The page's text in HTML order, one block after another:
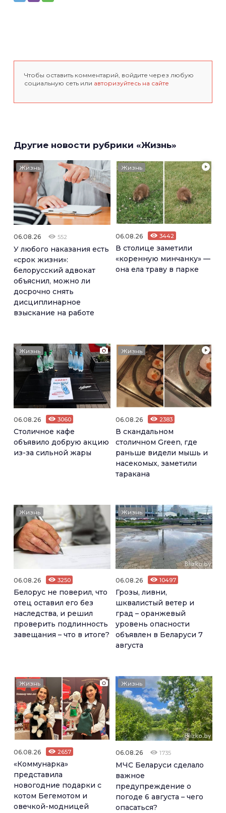
Чтобы оставить комментарий, войдите через любую
социальную сеть или авторизуйтесь на сайте
Другие новости рубрики «Жизнь»
Жизнь
06.08.26 552
У любого наказания есть
«срок жизни»:
белорусский адвокат
объяснил, можно ли
досрочно снять
дисциплинарное
взыскание на работе
Жизнь
06.08.26 3442
В столице заметили
«коренную минчанку» —
она ела траву в парке
Жизнь
06.08.26 3060
Столичное кафе
объявило добрую акцию
из-за сильной жары
Жизнь
06.08.26 2383
В скандальном
столичном Green, где
раньше видели мышь и
насекомых, заметили
таракана
Жизнь
06.08.26 3250
Белорус не поверил, что
отец оставил его без
наследства, и решил
проверить подлинность
завещания – что в итоге?
Жизнь
06.08.26 10497
Грозы, ливни,
шквалистый ветер и
град – оранжевый
уровень опасности
объявлен в Беларуси 7
августа
Жизнь
06.08.26 2657
«Коммунарка»
представила
новогодние подарки с
котом Бегемотом и
овечкой-модницей
Жизнь
06.08.26 1735
МЧС Беларуси сделало
важное
предупреждение о
погоде 6 августа – чего
опасаться?